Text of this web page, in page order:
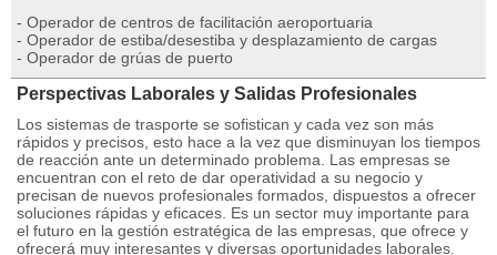
- Operador de centros de facilitación aeroportuaria
- Operador de estiba/desestiba y desplazamiento de cargas
- Operador de grúas de puerto
Perspectivas Laborales y Salidas Profesionales
Los sistemas de trasporte se sofistican y cada vez son más
rápidos y precisos, esto hace a la vez que disminuyan los tiempos
de reacción ante un determinado problema. Las empresas se
encuentran con el reto de dar operatividad a su negocio y
precisan de nuevos profesionales formados, dispuestos a ofrecer
soluciones rápidas y eficaces. Es un sector muy importante para
el futuro en la gestión estratégica de las empresas, que ofrece y
ofrecerá muy interesantes y diversas oportunidades laborales.